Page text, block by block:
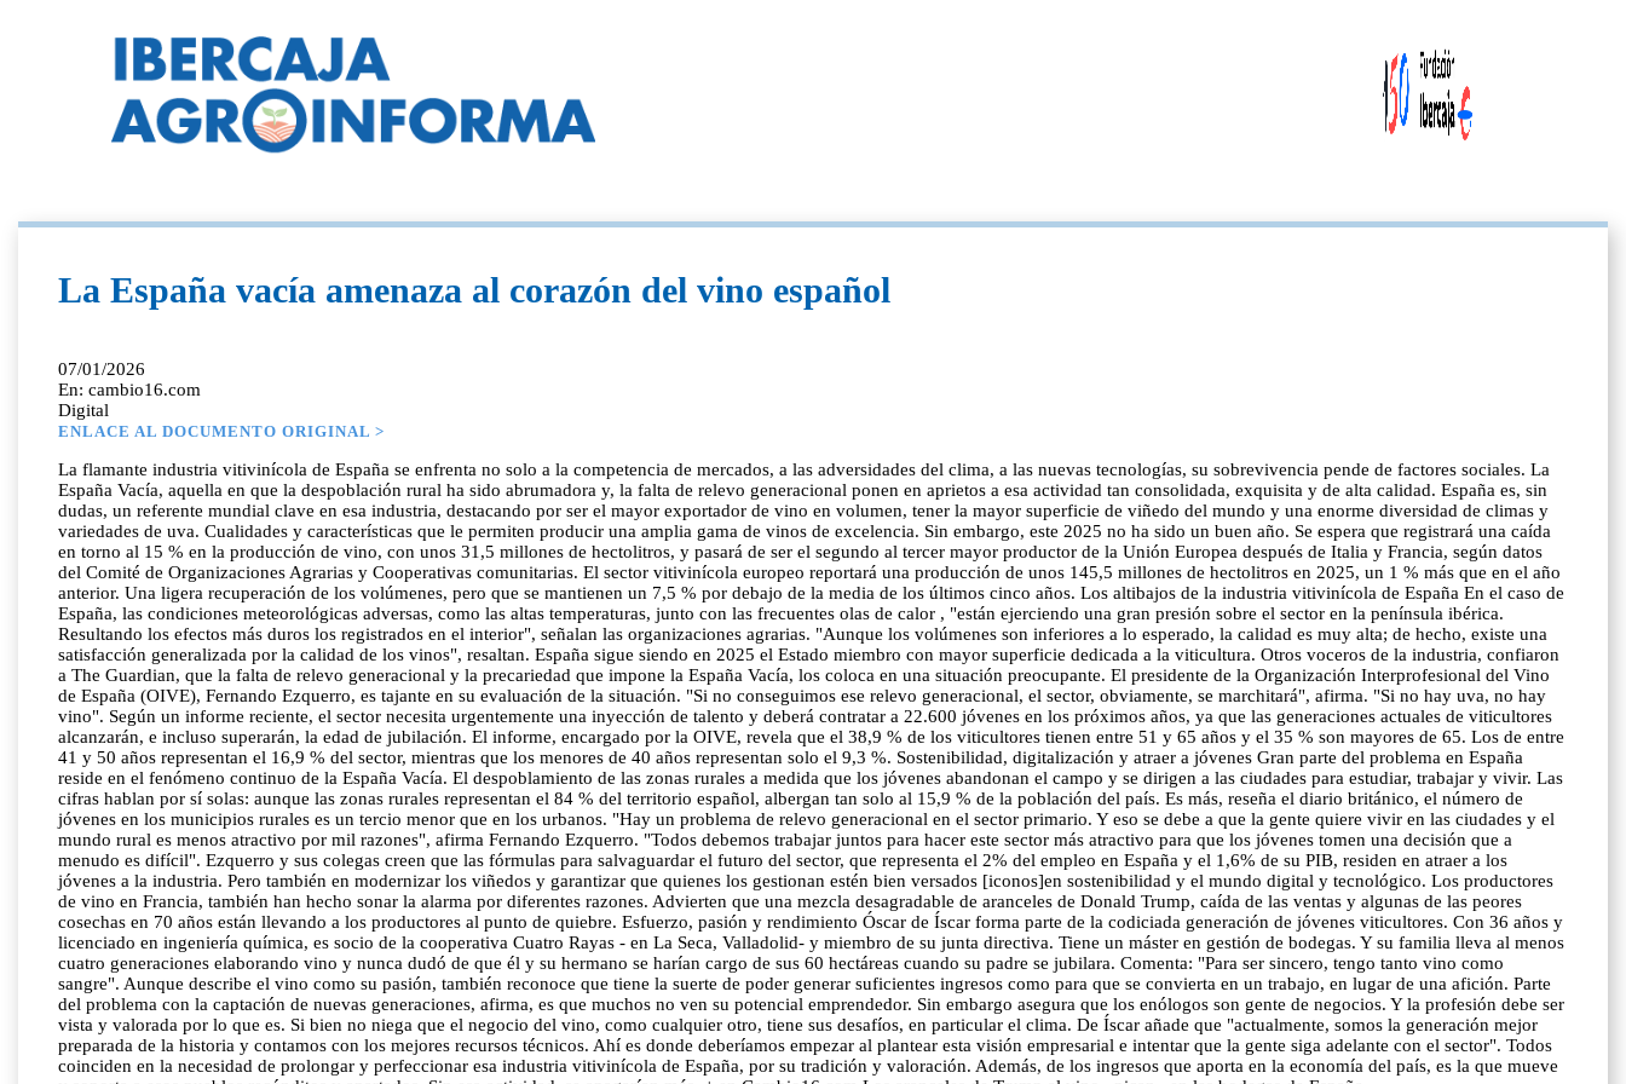
La España vacía amenaza al corazón del vino español
07/01/2026
En: cambio16.com
Digital
ENLACE AL DOCUMENTO ORIGINAL >
La flamante industria vitivinícola de España se enfrenta no solo a la competencia de mercados, a las adversidades del clima, a las nuevas tecnologías, su sobrevivencia pende de factores sociales. La
España Vacía, aquella en que la despoblación rural ha sido abrumadora y, la falta de relevo generacional ponen en aprietos a esa actividad tan consolidada, exquisita y de alta calidad. España es, sin
dudas, un referente mundial clave en esa industria, destacando por ser el mayor exportador de vino en volumen, tener la mayor superficie de viñedo del mundo y una enorme diversidad de climas y
variedades de uva. Cualidades y características que le permiten producir una amplia gama de vinos de excelencia. Sin embargo, este 2025 no ha sido un buen año. Se espera que registrará una caída
en torno al 15 % en la producción de vino, con unos 31,5 millones de hectolitros, y pasará de ser el segundo al tercer mayor productor de la Unión Europea después de Italia y Francia, según datos
del Comité de Organizaciones Agrarias y Cooperativas comunitarias. El sector vitivinícola europeo reportará una producción de unos 145,5 millones de hectolitros en 2025, un 1 % más que en el año
anterior. Una ligera recuperación de los volúmenes, pero que se mantienen un 7,5 % por debajo de la media de los últimos cinco años. Los altibajos de la industria vitivinícola de España En el caso de
España, las condiciones meteorológicas adversas, como las altas temperaturas, junto con las frecuentes olas de calor , "están ejerciendo una gran presión sobre el sector en la península ibérica.
Resultando los efectos más duros los registrados en el interior", señalan las organizaciones agrarias. "Aunque los volúmenes son inferiores a lo esperado, la calidad es muy alta; de hecho, existe una
satisfacción generalizada por la calidad de los vinos", resaltan. España sigue siendo en 2025 el Estado miembro con mayor superficie dedicada a la viticultura. Otros voceros de la industria, confiaron
a The Guardian, que la falta de relevo generacional y la precariedad que impone la España Vacía, los coloca en una situación preocupante. El presidente de la Organización Interprofesional del Vino
de España (OIVE), Fernando Ezquerro, es tajante en su evaluación de la situación. "Si no conseguimos ese relevo generacional, el sector, obviamente, se marchitará", afirma. "Si no hay uva, no hay
vino". Según un informe reciente, el sector necesita urgentemente una inyección de talento y deberá contratar a 22.600 jóvenes en los próximos años, ya que las generaciones actuales de viticultores
alcanzarán, e incluso superarán, la edad de jubilación. El informe, encargado por la OIVE, revela que el 38,9 % de los viticultores tienen entre 51 y 65 años y el 35 % son mayores de 65. Los de entre
41 y 50 años representan el 16,9 % del sector, mientras que los menores de 40 años representan solo el 9,3 %. Sostenibilidad, digitalización y atraer a jóvenes Gran parte del problema en España
reside en el fenómeno continuo de la España Vacía. El despoblamiento de las zonas rurales a medida que los jóvenes abandonan el campo y se dirigen a las ciudades para estudiar, trabajar y vivir. Las
cifras hablan por sí solas: aunque las zonas rurales representan el 84 % del territorio español, albergan tan solo al 15,9 % de la población del país. Es más, reseña el diario británico, el número de
jóvenes en los municipios rurales es un tercio menor que en los urbanos. "Hay un problema de relevo generacional en el sector primario. Y eso se debe a que la gente quiere vivir en las ciudades y el
mundo rural es menos atractivo por mil razones", afirma Fernando Ezquerro. "Todos debemos trabajar juntos para hacer este sector más atractivo para que los jóvenes tomen una decisión que a
menudo es difícil". Ezquerro y sus colegas creen que las fórmulas para salvaguardar el futuro del sector, que representa el 2% del empleo en España y el 1,6% de su PIB, residen en atraer a los
jóvenes a la industria. Pero también en modernizar los viñedos y garantizar que quienes los gestionan estén bien versados [iconos]en sostenibilidad y el mundo digital y tecnológico. Los productores
de vino en Francia, también han hecho sonar la alarma por diferentes razones. Advierten que una mezcla desagradable de aranceles de Donald Trump, caída de las ventas y algunas de las peores
cosechas en 70 años están llevando a los productores al punto de quiebre. Esfuerzo, pasión y rendimiento Óscar de Íscar forma parte de la codiciada generación de jóvenes viticultores. Con 36 años y
licenciado en ingeniería química, es socio de la cooperativa Cuatro Rayas - en La Seca, Valladolid- y miembro de su junta directiva. Tiene un máster en gestión de bodegas. Y su familia lleva al menos
cuatro generaciones elaborando vino y nunca dudó de que él y su hermano se harían cargo de sus 60 hectáreas cuando su padre se jubilara. Comenta: "Para ser sincero, tengo tanto vino como
sangre". Aunque describe el vino como su pasión, también reconoce que tiene la suerte de poder generar suficientes ingresos como para que se convierta en un trabajo, en lugar de una afición. Parte
del problema con la captación de nuevas generaciones, afirma, es que muchos no ven su potencial emprendedor. Sin embargo asegura que los enólogos son gente de negocios. Y la profesión debe ser
vista y valorada por lo que es. Si bien no niega que el negocio del vino, como cualquier otro, tiene sus desafíos, en particular el clima. De Íscar añade que "actualmente, somos la generación mejor
preparada de la historia y contamos con los mejores recursos técnicos. Ahí es donde deberíamos empezar al plantear esta visión empresarial e intentar que la gente siga adelante con el sector". Todos
coinciden en la necesidad de prolongar y perfeccionar esa industria vitivinícola de España, por su tradición y valoración. Además, de los ingresos que aporta en la economía del país, es la que mueve